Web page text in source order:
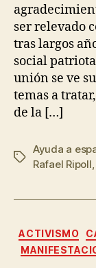
ser relevado
tras largos
social
unión se ve
temas a
de la […]
Ayuda a
Rafael Ripoll,
ACTIVISMO